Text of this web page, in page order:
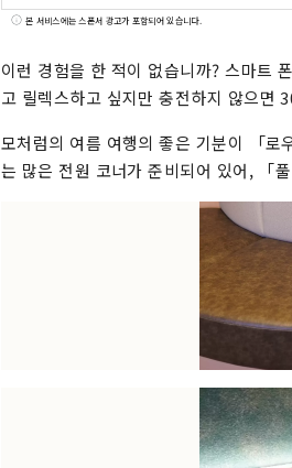
본 서비스에는 스폰서 광고가 포함되어 있습니다.
이런 경험을 한 적이 없습니까? 스마트
고 릴렉스하고 싶지만 충전하지 않으면
모처럼의 여름 여행의 좋은 기분이 「로
는 많은 전원 코너가 준비되어 있어, 「